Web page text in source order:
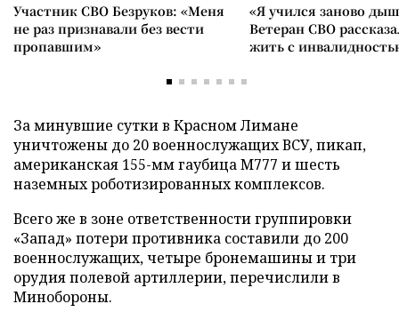
Участник СВО Безруков: «Меня
не раз признавали без вести
пропавшим»
«Я учился заново
Ветеран СВО
жить с
За минувшие сутки в Красном Лимане
уничтожены до 20 военнослужащих ВСУ, пикап,
американская 155-мм гаубица М777 и шесть
наземных роботизированных комплексов.
Всего же в зоне ответственности группировки
«Запад» потери противника составили до 200
военнослужащих, четыре бронемашины и три
орудия полевой артиллерии, перечислили в
Минобороны.